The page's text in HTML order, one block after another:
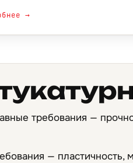
→
требования —
— пластичность,